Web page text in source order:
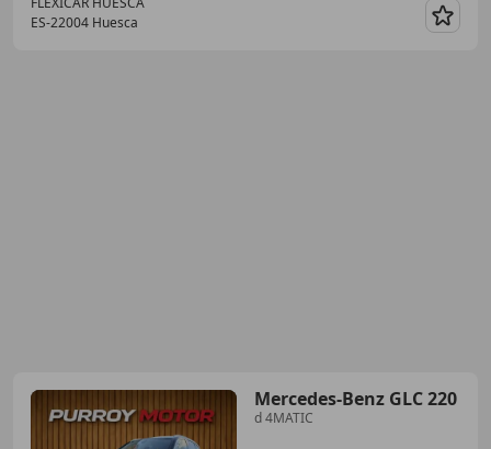
ES-22004 Huesca
Mercedes-Benz GLC 220
d 4MATIC